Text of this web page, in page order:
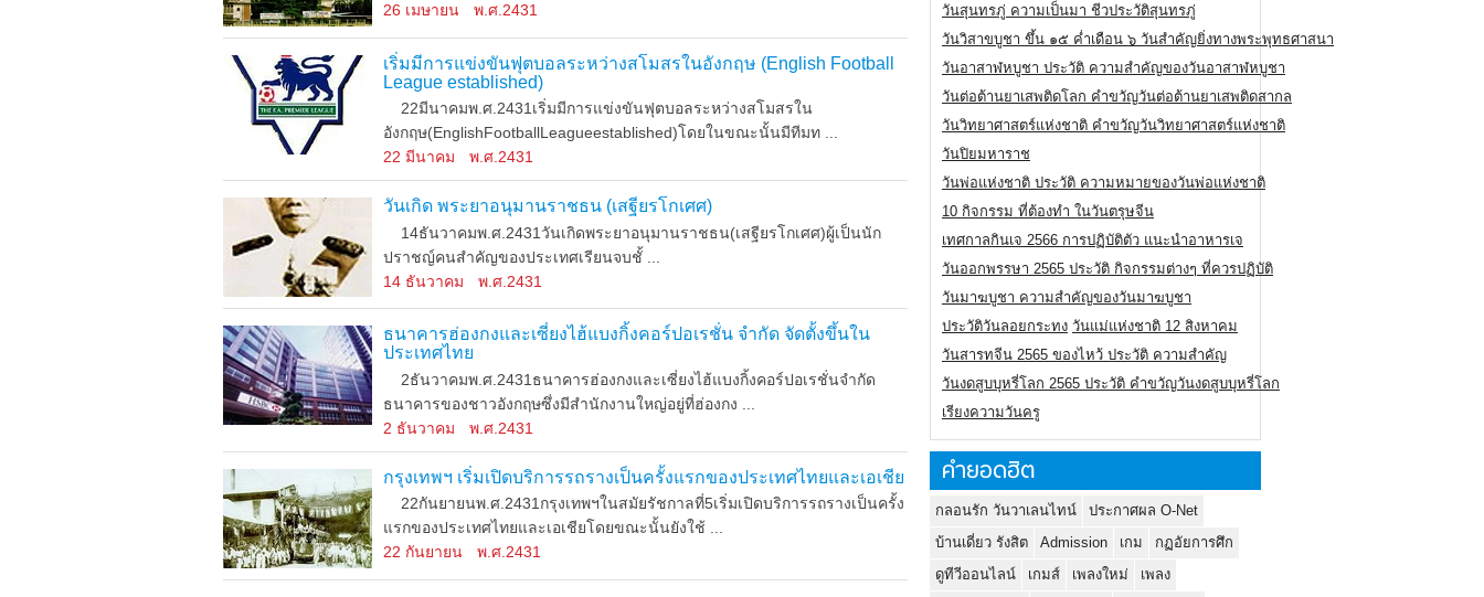
26 เมษายน
พ.ศ.2431
เริ่มมีการแข่งขันฟุตบอลระหว่างสโมสรในอังกฤษ (English Football
League established)
22มีนาคมพ.ศ.2431เริ่มมีการแข่งขันฟุตบอลระหว่างสโมสรใน
อังกฤษ(EnglishFootballLeagueestablished)โดยในขณะนั้นมีทีมท ...
22 มีนาคม
พ.ศ.2431
วันเกิด พระยาอนุมานราชธน (เสฐียรโกเศศ)
14ธันวาคมพ.ศ.2431วันเกิดพระยาอนุมานราชธน(เสฐียรโกเศศ)ผู้เป็นนัก
ปราชญ์คนสำคัญของประเทศเรียนจบชั้ ...
14 ธันวาคม
พ.ศ.2431
ธนาคารฮ่องกงและเซี่ยงไฮ้แบงกิ้งคอร์ปอเรชั่น จำกัด จัดตั้งขึ้นใน
ประเทศไทย
2ธันวาคมพ.ศ.2431ธนาคารฮ่องกงและเซี่ยงไฮ้แบงกิ้งคอร์ปอเรชั่นจำกัด
ธนาคารของชาวอังกฤษซึ่งมีสำนักงานใหญ่อยู่ที่ฮ่องกง ...
2 ธันวาคม
พ.ศ.2431
กรุงเทพฯ เริ่มเปิดบริการรถรางเป็นครั้งแรกของประเทศไทยและเอเชีย
22กันยายนพ.ศ.2431กรุงเทพฯในสมัยรัชกาลที่5เริ่มเปิดบริการรถรางเป็นครั้ง
แรกของประเทศไทยและเอเชียโดยขณะนั้นยังใช้ ...
22 กันยายน
พ.ศ.2431
วันสุนทรภู่ ความเป็นมา ชีวประวัติสุนทรภู่
วันวิสาขบูชา ขึ้น ๑๕ ค่ำเดือน ๖ วันสำคัญยิ่งทางพระพุทธศาสนา
วันอาสาฬหบูชา ประวัติ ความสําคัญของวันอาสาฬหบูชา
วันต่อต้านยาเสพติดโลก คำขวัญวันต่อต้านยาเสพติดสากล
วันวิทยาศาสตร์แห่งชาติ คำขวัญวันวิทยาศาสตร์แห่งชาติ
วันปิยมหาราช
วันพ่อแห่งชาติ ประวัติ ความหมายของวันพ่อแห่งชาติ
10 กิจกรรม ที่ต้องทำ ในวันตรุษจีน
เทศกาลกินเจ 2566 การปฏิบัติตัว แนะนำอาหารเจ
วันออกพรรษา 2565 ประวัติ กิจกรรมต่างๆ ที่ควรปฏิบัติ
วันมาฆบูชา ความสำคัญของวันมาฆบูชา
ประวัติวันลอยกระทง วันแม่แห่งชาติ 12 สิงหาคม
วันสารทจีน 2565 ของไหว้ ประวัติ ความสำคัญ
วันงดสูบบุหรี่โลก 2565 ประวัติ คำขวัญวันงดสูบบุหรี่โลก
เรียงความวันครู
คำยอดฮิต
กลอนรัก วันวาเลนไทน์
ประกาศผล O-Net
บ้านเดี่ยว รังสิต
Admission เกม
กฏอัยการศึก
ดูทีวีออนไลน์
เกมส์ เพลงใหม่ เพลง